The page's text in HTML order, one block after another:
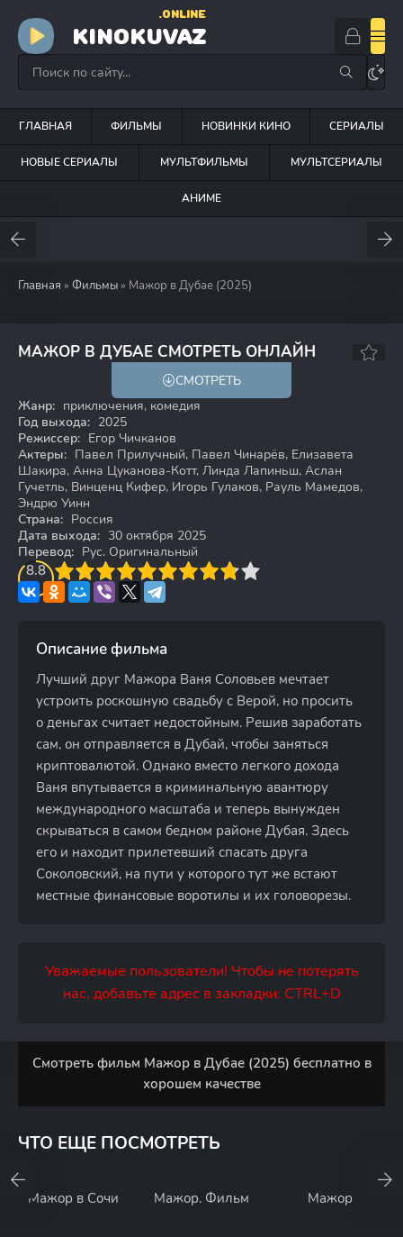
KINOKUVAZ
.ONLINE
ГЛАВНАЯ ФИЛЬМЫ НОВИНКИ КИНО СЕРИАЛЫ
НОВЫЕ СЕРИАЛЫ МУЛЬТФИЛЬМЫ МУЛЬТСЕРИАЛЫ
АНИМЕ
Главная » Фильмы » Мажор в Дубае (2025)
МАЖОР В ДУБАЕ СМОТРЕТЬ ОНЛАЙН
6.2
СМОТРЕТЬ
Жанр: приключения, комедия
Год выхода: 2025
Режиссер: Егор Чичканов
Актеры: Павел Прилучный, Павел Чинарёв, Елизавета
Шакира, Анна Цуканова-Котт, Линда Лапиньш, Аслан
Гучетль, Винценц Кифер, Игорь Гулаков, Рауль Мамедов,
Эндрю Уинн
Страна: Россия
Дата выхода: 30 октября 2025
Перевод: Рус. Оригинальный
8.8
4 5 6 7 8 9 10
Описание фильма
Лучший друг Мажора Ваня Соловьев мечтает
устроить роскошную свадьбу с Верой, но просить
о деньгах считает недостойным. Решив заработать
сам, он отправляется в Дубай, чтобы заняться
криптовалютой. Однако вместо легкого дохода
Ваня впутывается в криминальную авантюру
международного масштаба и теперь вынужден
скрываться в самом бедном районе Дубая. Здесь
его и находит прилетевший спасать друга
Соколовский, на пути у которого тут же встают
местные финансовые воротилы и их головорезы.
Уважаемые пользователи! Чтобы не потерять
нас, добавьте адрес в закладки: CTRL+D
Смотреть фильм Мажор в Дубае (2025) бесплатно в
хорошем качестве
ЧТО ЕЩЕ ПОСМОТРЕТЬ
Мажор в Сочи Мажор. Фильм Мажор